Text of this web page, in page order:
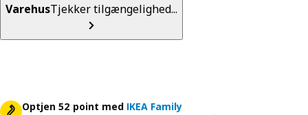
VarehusTjekker tilgængelighed...
Optjen 52 point med IKEA Family